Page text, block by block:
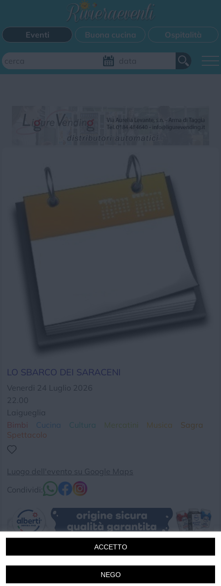
ACCETTO
NEGO
Eventi Buona cucina Ospitalità
FILTRI EVENTI
CATEGORIE EVENTI
Bimbi Cinema Corsi
SpettacoloSport
LO SBARCO DEI SARACENI
Venerdi 24 Luglio 2026
22.00
Laigueglia
Bimbi Cucina Cultura Mercatini Musica Sagra
Spettacolo
Luogo dell'evento su Google Maps
Condividi:
LO SBARCO DEI SARACENI
LAIGUEGLIA | VENERDÌ 24 LUGLIO 2026